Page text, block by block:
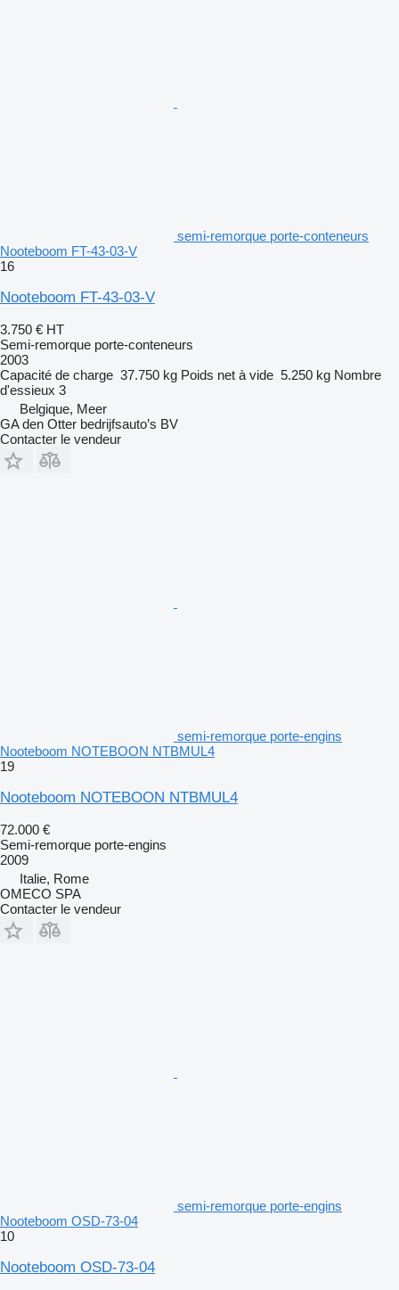
semi-remorque porte-conteneurs
Nooteboom FT-43-03-V
16
Nooteboom FT-43-03-V
3.750 € HT
Semi-remorque porte-conteneurs
2003
Capacité de charge 37.750 kg Poids net à vide 5.250 kg Nombre
d'essieux 3
Belgique, Meer
GA den Otter bedrijfsauto’s BV
Contacter le vendeur
semi-remorque porte-engins
Nooteboom NOTEBOON NTBMUL4
19
Nooteboom NOTEBOON NTBMUL4
72.000 €
Semi-remorque porte-engins
2009
Italie, Rome
OMECO SPA
Contacter le vendeur
semi-remorque porte-engins
Nooteboom OSD-73-04
10
Nooteboom OSD-73-04